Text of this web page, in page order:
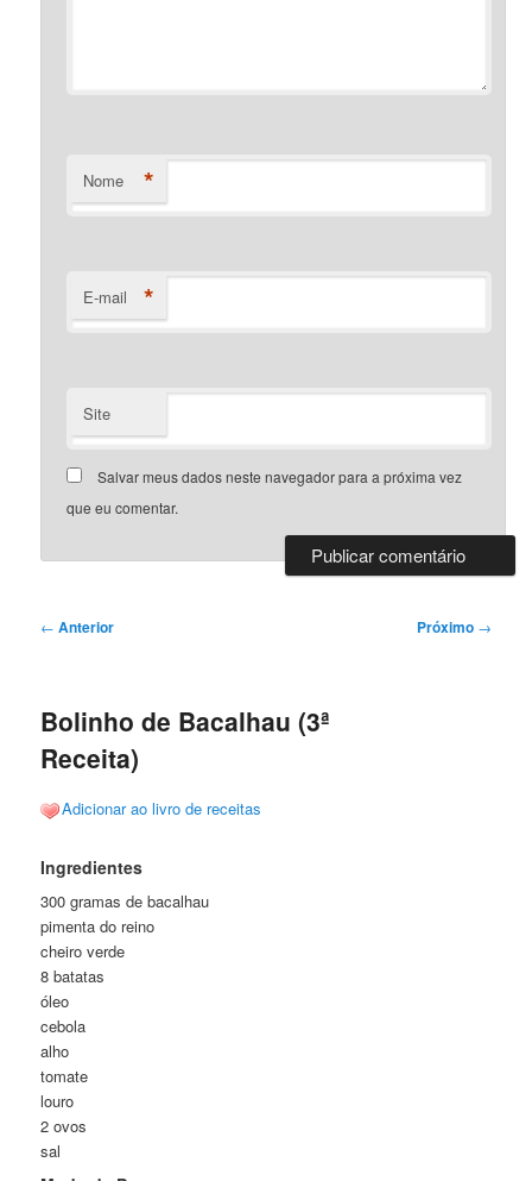
Nome *
E-mail *
Site
Salvar meus dados neste navegador para a próxima vez
que eu comentar.
Navegação
← Anterior Próximo →
Bolinho de Bacalhau (3ª
Receita)
Adicionar ao livro de receitas
Ingredientes
300 gramas de bacalhau
pimenta do reino
cheiro verde
8 batatas
óleo
cebola
alho
tomate
louro
2 ovos
sal